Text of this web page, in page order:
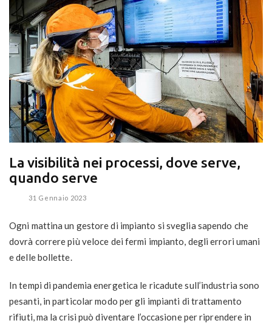
La visibilità nei processi, dove serve,
quando serve
31 Gennaio 2023
Ogni mattina un gestore di impianto si sveglia sapendo che
dovrà correre più veloce dei fermi impianto, degli errori umani
e delle bollette.
In tempi di pandemia energetica le ricadute sull’industria sono
pesanti, in particolar modo per gli impianti di trattamento
rifiuti, ma la crisi può diventare l’occasione per riprendere in